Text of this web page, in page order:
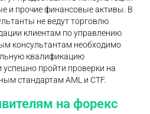
и прочие финансовые активы. В
не ведут торговлю
клиентам по управлению
консультантам необходимо
квалификацию
успешно пройти проверки на
стандартам AML и CTF.
на форекс